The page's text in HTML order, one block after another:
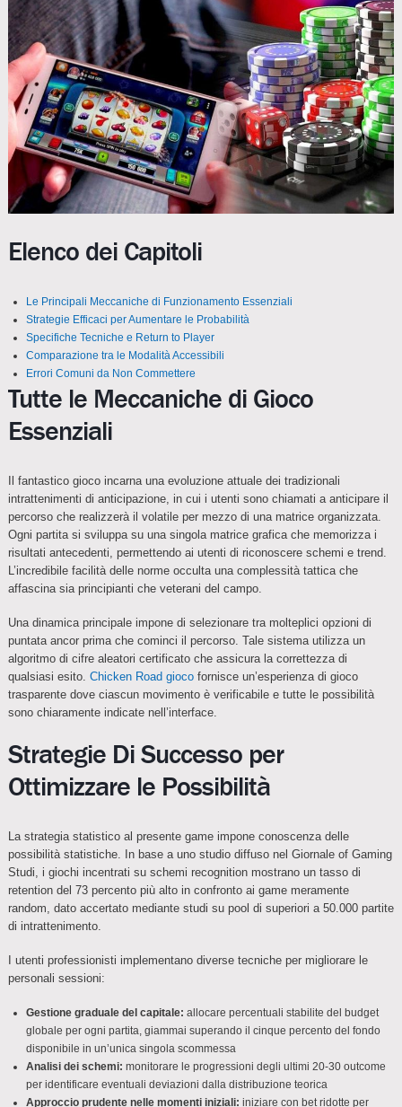
Elenco dei Capitoli
Le Principali Meccaniche di Funzionamento Essenziali
Strategie Efficaci per Aumentare le Probabilità
Specifiche Tecniche e Return to Player
Comparazione tra le Modalità Accessibili
Errori Comuni da Non Commettere
Tutte le Meccaniche di Gioco
Essenziali
Il fantastico gioco incarna una evoluzione attuale dei tradizionali
intrattenimenti di anticipazione, in cui i utenti sono chiamati a anticipare il
percorso che realizzerà il volatile per mezzo di una matrice organizzata.
Ogni partita si sviluppa su una singola matrice grafica che memorizza i
risultati antecedenti, permettendo ai utenti di riconoscere schemi e trend.
L’incredibile facilità delle norme occulta una complessità tattica che
affascina sia principianti che veterani del campo.
Una dinamica principale impone di selezionare tra molteplici opzioni di
puntata ancor prima che cominci il percorso. Tale sistema utilizza un
algoritmo di cifre aleatori certificato che assicura la correttezza di
qualsiasi esito. Chicken Road giocofornisce un’esperienza di gioco
trasparente dove ciascun movimento è verificabile e tutte le possibilità
sono chiaramente indicate nell’interface.
Strategie Di Successo per
Ottimizzare le Possibilità
La strategia statistico al presente game impone conoscenza delle
possibilità statistiche. In base a uno studio diffuso nel Giornale of Gaming
Studi, i giochi incentrati su schemi recognition mostrano un tasso di
retention del 73 percento più alto in confronto ai game meramente
random, dato accertato mediante studi su pool di superiori a 50.000 partite
di intrattenimento.
I utenti professionisti implementano diverse tecniche per migliorare le
personali sessioni:
Gestione graduale del capitale: allocare percentuali stabilite del budget
globale per ogni partita, giammai superando il cinque percento del fondo
disponibile in un’unica singola scommessa
Analisi dei schemi: monitorare le progressioni degli ultimi 20-30 outcome
per identificare eventuali deviazioni dalla distribuzione teorica
Approccio prudente nelle momenti iniziali: iniziare con bet ridotte per